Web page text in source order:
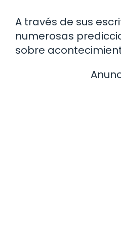
A través de sus
numerosas
sobre